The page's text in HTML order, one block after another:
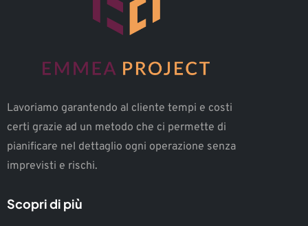
Lavoriamo garantendo al cliente tempi e costi
certi grazie ad un metodo che ci permette di
pianificare nel dettaglio ogni operazione senza
imprevisti e rischi.
Scopri di più